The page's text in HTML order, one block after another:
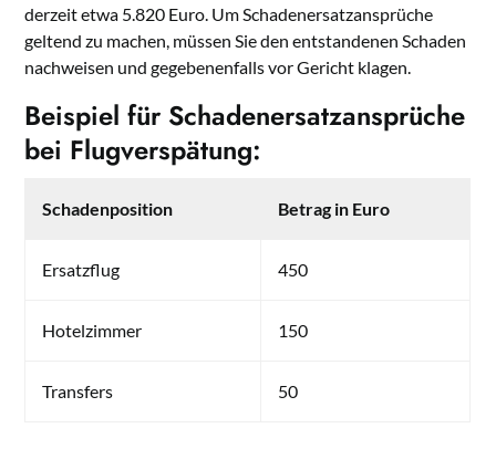
derzeit etwa 5.820 Euro. Um Schadenersatzansprüche
geltend zu machen, müssen Sie den entstandenen Schaden
nachweisen und gegebenenfalls vor Gericht klagen.
Beispiel für Schadenersatzansprüche
bei Flugverspätung:
Schadenposition Betrag in Euro
Ersatzflug 450
Hotelzimmer 150
Transfers 50